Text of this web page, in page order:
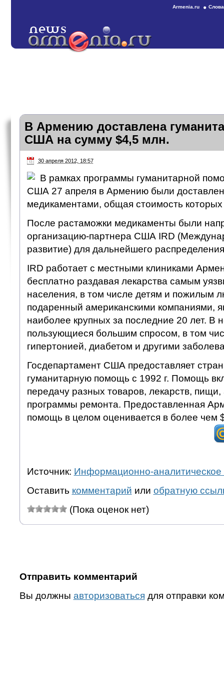
Armenia.ru
В Армению доставлена
США на сумму $4,5 млн.
30 апреля 2012, 18:57
В рамках программы гуманитарной
США 27 апреля в Армению были
медикаментами, общая стоимость
После растаможки медикаменты были
организацию-партнера США IRD
развитие) для дальнейшего
IRD работает с местными клиниками
бесплатно раздавая лекарства самым
населения, в том числе детям и пожилым
подаренный американскими компаниями,
наиболее крупных за последние 20 лет. В
пользующиеся большим спросом, в том
гипертонией, диабетом и другими
Госдепартамент США предоставляет
гуманитарную помощь с 1992 г. Помощь
передачу разных товаров, лекарств,
программы ремонта. Предоставленная
помощь в целом оценивается в более чем
Источник: Информационно-аналитическое
Оставить комментарий или обратную
(Пока оценок нет)
Отправить комментарий
Вы должны авторизоваться для отправки